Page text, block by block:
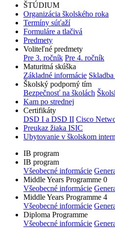
ŠTÚDIUM
Organizácia školského roka
Termíny súťaží
Formuláre a tlačivá
Predmety
Voliteľné predmety
Pre 3. ročník Pre 4. ročník
Maturitná skúška
Základné informácie
Školský podporný tím
Bezpečnosť na školách
Kam po strednej
Certifikáty
DSD I a DSD II Cisco
Preukaz žiaka ISIC
Ubytovanie v školskom
IB program
IB program
Všeobecné informácie
Middle Years Programme 0
Všeobecné informácie
Middle Years Programme 4
Všeobecné informácie
Diploma Programme
Všeobecné informácie